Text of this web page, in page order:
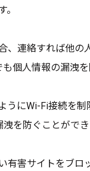
、連絡すれば他
個人情報の漏洩
うにWi-Fi接続を
を防ぐことがで
有害サイトをブ